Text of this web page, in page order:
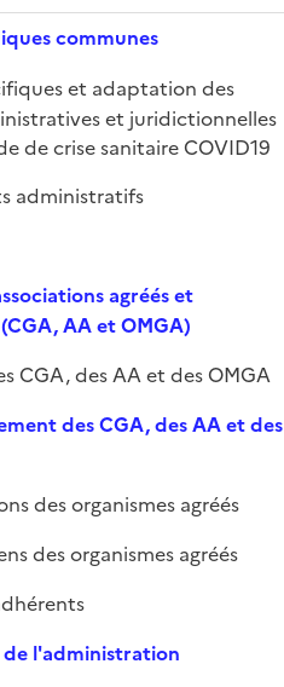
communes
et adaptation des
et juridictionnelles
de crise sanitaire COVID19
administratifs
agréés et
AA et OMGA)
CGA, des AA et des OMGA
des CGA, des AA et des
des organismes agréés
des organismes agréés
l'administration